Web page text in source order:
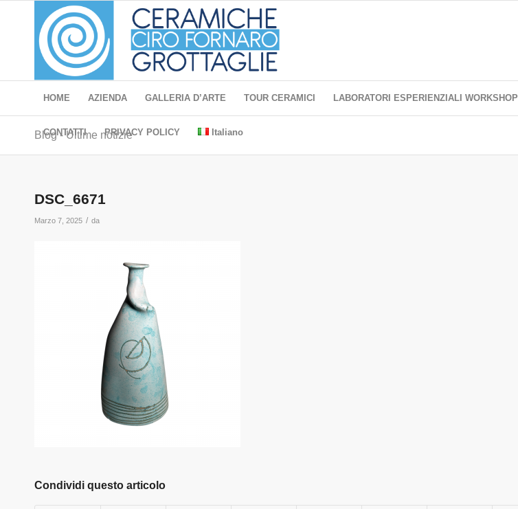
HOME AZIENDA GALLERIA D’ARTE TOUR CERAMICI LABORATORI ESPERIENZIALI WORKSHOP
CONTATTI PRIVACY POLICY Italiano
Blog - Ultime notizie
DSC_6671
Marzo 7, 2025 / da
Condividi questo articolo